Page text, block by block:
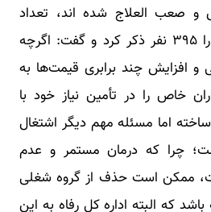
و صعب العلاج شده اند، تعداد
معلولین با درجه شدید را ۳۹۵ نفر ذکر کرد و گفت: اگرچه
و افزایش چند برابری قیمت‌ها به
خاص را در تأمین نیاز خود با
اما مسئله مهم دیگر اشتغال
چرا که درمان مستمر و عدم
ممکن است حذف از گروه شغلی
که البته اداره کل رفاه به این